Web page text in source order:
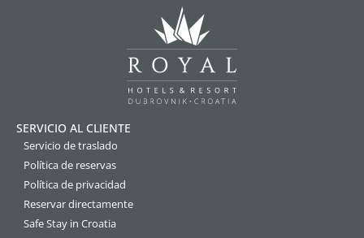
SERVICIO AL CLIENTE
Servicio de traslado
Política de reservas
Política de privacidad
Reservar directamente
Safe Stay in Croatia